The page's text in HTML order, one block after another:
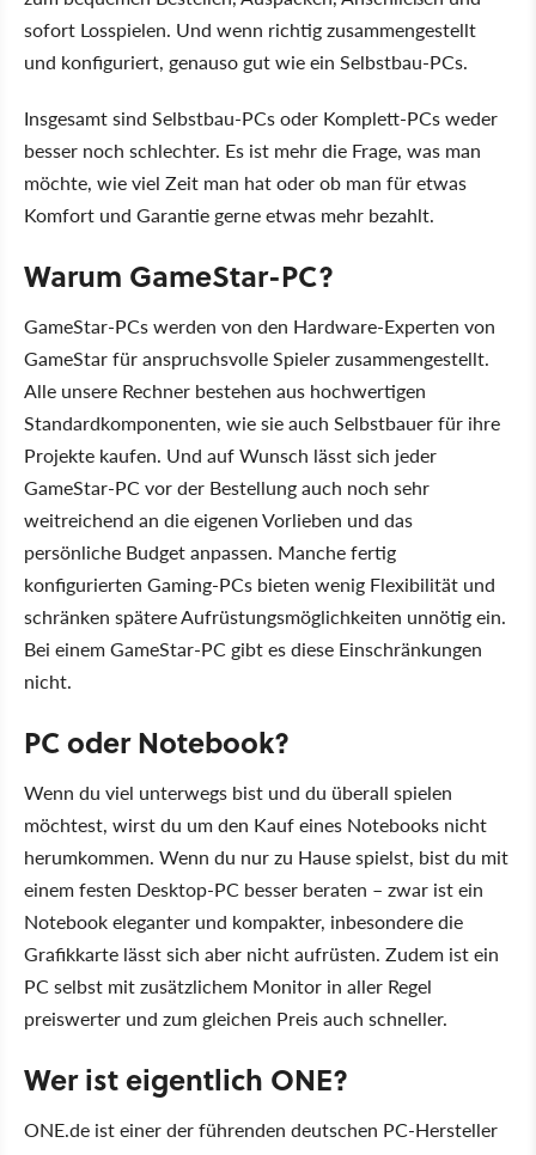
sofort Losspielen. Und wenn richtig zusammengestellt
und konfiguriert, genauso gut wie ein Selbstbau-PCs.
Insgesamt sind Selbstbau-PCs oder Komplett-PCs weder
besser noch schlechter. Es ist mehr die Frage, was man
möchte, wie viel Zeit man hat oder ob man für etwas
Komfort und Garantie gerne etwas mehr bezahlt.
Warum GameStar-PC?
GameStar-PCs werden von den Hardware-Experten von
GameStar für anspruchsvolle Spieler zusammengestellt.
Alle unsere Rechner bestehen aus hochwertigen
Standardkomponenten, wie sie auch Selbstbauer für ihre
Projekte kaufen. Und auf Wunsch lässt sich jeder
GameStar-PC vor der Bestellung auch noch sehr
weitreichend an die eigenen Vorlieben und das
persönliche Budget anpassen. Manche fertig
konfigurierten Gaming-PCs bieten wenig Flexibilität und
schränken spätere Aufrüstungsmöglichkeiten unnötig ein.
Bei einem GameStar-PC gibt es diese Einschränkungen
nicht.
PC oder Notebook?
Wenn du viel unterwegs bist und du überall spielen
möchtest, wirst du um den Kauf eines Notebooks nicht
herumkommen. Wenn du nur zu Hause spielst, bist du mit
einem festen Desktop-PC besser beraten – zwar ist ein
Notebook eleganter und kompakter, inbesondere die
Grafikkarte lässt sich aber nicht aufrüsten. Zudem ist ein
PC selbst mit zusätzlichem Monitor in aller Regel
preiswerter und zum gleichen Preis auch schneller.
Wer ist eigentlich ONE?
ONE.de ist einer der führenden deutschen PC-Hersteller